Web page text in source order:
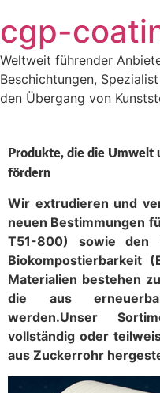
Inhalt
springen
cgp-
Weltweit führender
Beschichtungen,
den Übergang von
Produkte, die die Umwelt
fördern
Wir extrudieren und
neuen Bestimmungen
T51-800) sowie den
Biokompostierbarkeit
Materialien bestehen
die aus
werden.Unser
vollständig oder
aus Zuckerrohr